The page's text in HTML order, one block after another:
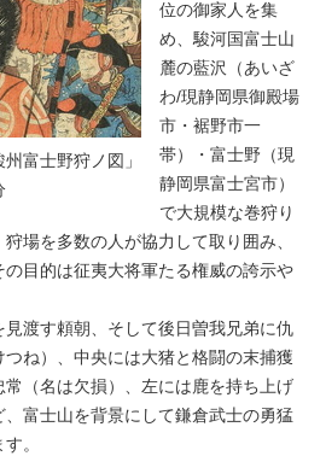
富士野狩ノ図」
位の御家人を集
め、駿河国富士山
麓の藍沢（あいざ
わ/現静岡県御殿場
市・裾野市一
帯）・富士野（現
静岡県富士宮市）
で大規模な巻狩り
場を多数の人が協力して取り囲み、
目的は征夷大将軍たる権威の誇示や
渡す頼朝、そして後日曽我兄弟に仇
ね）、中央には大猪と格闘の末捕獲
常（名は欠損）、左には鹿を持ち上げ
富士山を背景にして鎌倉武士の勇猛
。